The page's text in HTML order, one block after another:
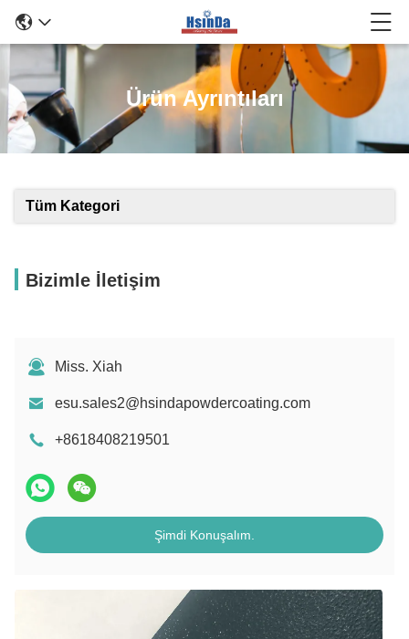
Ürün Ayrıntıları
Tüm Kategori
Bizimle İletişim
Miss. Xiah
esu.sales2@hsindapowdercoating.com
+8618408219501
Şimdi Konuşalım.